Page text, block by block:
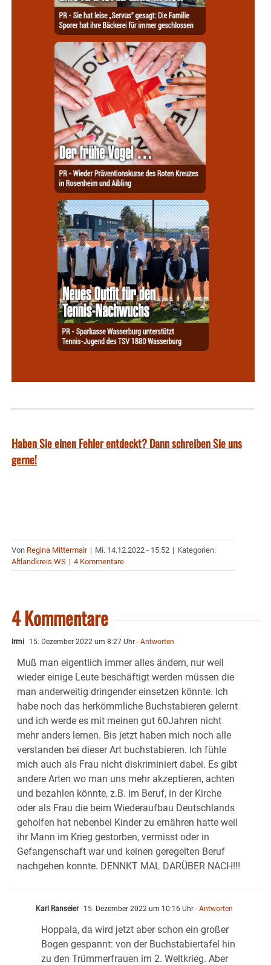
Haben Sie einen Fehler entdeckt? Dann schreiben Sie uns
gerne!
Von Regina Mittermair | Mi. 14.12.2022 - 15:52 | Kategorien:
Altlandkreis WS | 4 Kommentare
4 Kommentare
Irmi 15. Dezember 2022 um 8:27 Uhr - Antworten
Muß man eigentlich immer alles ändern, nur weil
wieder einige Leute beschäftigt werden müssen die
man anderweitig dringender einsetzen könnte. Ich
habe noch das herkömmliche Buchstabieren gelernt
und ich werde es mit meinen gut 60Jahren nicht
mehr anders lernen. Bis jetzt haben mich noch alle
verstanden bei dieser Art buchstabieren. Ich fühle
mich auch als Frau nicht diskriminiert dabei. Es gibt
andere Arten wo man uns mehr akzeptieren, achten
und bezahlen könnte, z.B. im Beruf, in der Kirche
oder als Frau die beim Wiederaufbau Deutschlands
geholfen hat nebenbei Kinder zu ernähren hatte weil
ihr Mann im Krieg gestorben, vermisst oder in
Gefangenschaft war und keinen geregelten Beruf
nachgehen konnte. DENNKT MAL DARÜBER NACH!!!
Karl Ranseier 15. Dezember 2022 um 10:16 Uhr - Antworten
Hoppala, da wird jetzt aber schon ein großer
Bogen gespannt: von der Buchstabiertafel hin
zu den Trümmerfrauen im 2. Weltkrieg. Aber